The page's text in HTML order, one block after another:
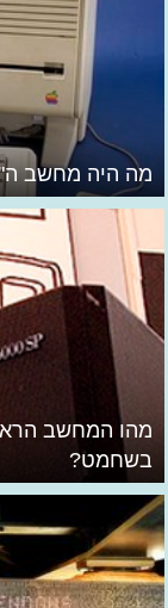
מה היה מחשב
מהו המחשב
בשחמט?